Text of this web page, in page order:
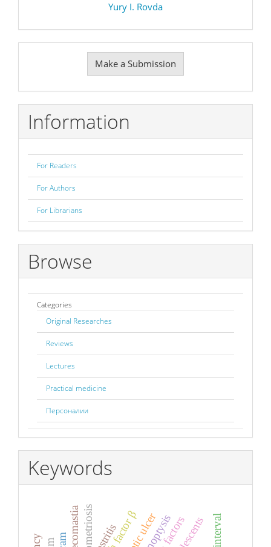
Yury I. Rovda
Submission
Make a Submission
Information
For Readers
For Authors
For Librarians
Browse
Categories
Original Researches
Reviews
Lectures
Practical medicine
Персоналии
Keywords